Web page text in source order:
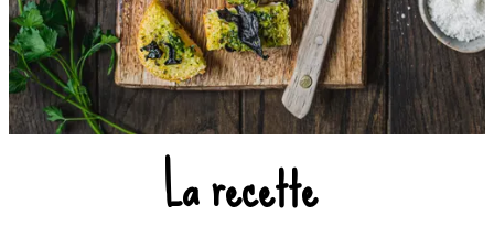
La recette